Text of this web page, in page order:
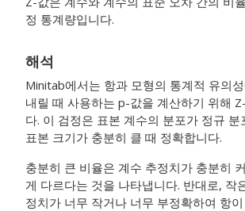
정 통계량입니다.
해석
Minitab에서는 항과 모형의 통계적 유의
내릴 때 사용하는 p-값을 계산하기 위해
다. 이 검정은 표본 계수의 분포가 정규 분
표본 크기가 충분히 클 때 정확합니다.
충분히 큰 비율은 계수 추정치가 충분히
게 다르다는 것을 나타냅니다. 반대로, 작
정치가 너무 작거나 너무 부정확하여 항